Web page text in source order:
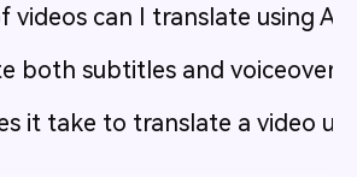
videos can I translate using
both subtitles and voiceovers
it take to translate a video